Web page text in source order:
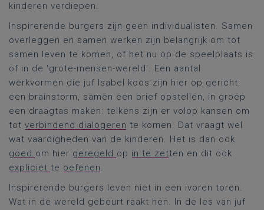
kinderen verdiepen.
Inspirerende burgers zijn geen individualisten. Samen
overleggen en samen werken zijn belangrijk om tot
samen leven te komen, of het nu op de speelplaats is
of in de 'grote-mensen-wereld'. Een aantal
werkvormen die juf Isabel koos zijn hier op gericht:
een brainstorm, samen een brief opstellen, in groep
een draagtas maken: telkens zijn er volop kansen om
tot verbindend dialogeren te komen. Dat vraagt wel
wat vaardigheden van de kinderen. Het is dan ook
goed om hier geregeld op in te zetten en dit ook
expliciet te oefenen.
Inspirerende burgers leven niet in een ivoren toren.
Wat in de wereld gebeurt raakt hen. In de les van juf